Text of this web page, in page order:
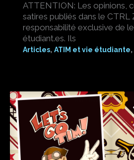
ATTENTION: Les opinions,
satires publiés dans le CTRL
responsabilité exclusive de
étudiant.es. Ils
Articles, ATIM et vie étudiante,